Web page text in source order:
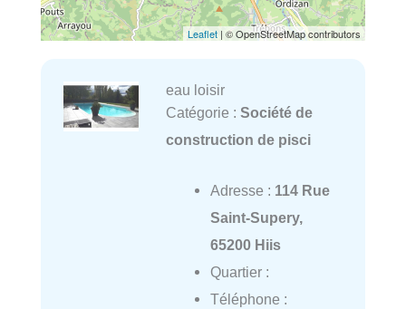
Leaflet | © OpenStreetMap contributors
eau loisir
Catégorie : Société de
construction de pisci
Adresse : 114 Rue
Saint-Supery,
65200 Hiis
Quartier :
Téléphone :